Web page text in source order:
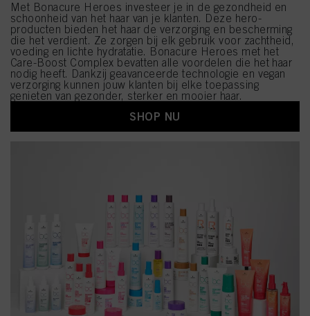
Met Bonacure Heroes investeer je in de gezondheid en
schoonheid van het haar van je klanten. Deze hero-
producten bieden het haar de verzorging en bescherming
die het verdient. Ze zorgen bij elk gebruik voor zachtheid,
voeding en lichte hydratatie. Bonacure Heroes met het
Care-Boost Complex bevatten alle voordelen die het haar
nodig heeft. Dankzij geavanceerde technologie en vegan
verzorging kunnen jouw klanten bij elke toepassing
genieten van gezonder, sterker en mooier haar.
SHOP NU